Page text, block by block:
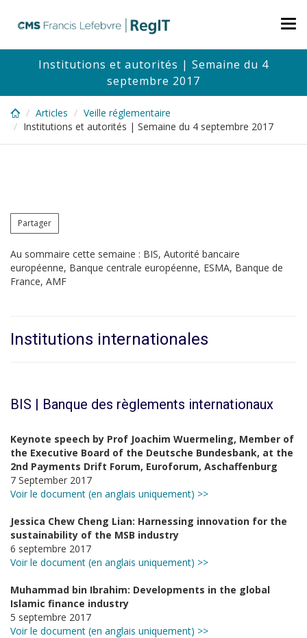
content
Institutions et autorités | Semaine du 4
septembre 2017
Articles
Veille réglementaire
Institutions et autorités | Semaine du 4 septembre 2017
Partager
Au sommaire cette semaine : BIS, Autorité bancaire
européenne, Banque centrale européenne, ESMA, Banque de
France, AMF
Institutions internationales
BIS | Banque des règlements internationaux
Keynote speech by Prof Joachim Wuermeling, Member of
the Executive Board of the Deutsche Bundesbank, at the
2nd Payments Drift Forum, Euroforum, Aschaffenburg
7 September 2017
Voir le document (en anglais uniquement) >>
Jessica Chew Cheng Lian: Harnessing innovation for the
sustainability of the MSB industry
6 septembre 2017
Voir le document (en anglais uniquement) >>
Muhammad bin Ibrahim: Developments in the global
Islamic finance industry
5 septembre 2017
Voir le document (en anglais uniquement) >>